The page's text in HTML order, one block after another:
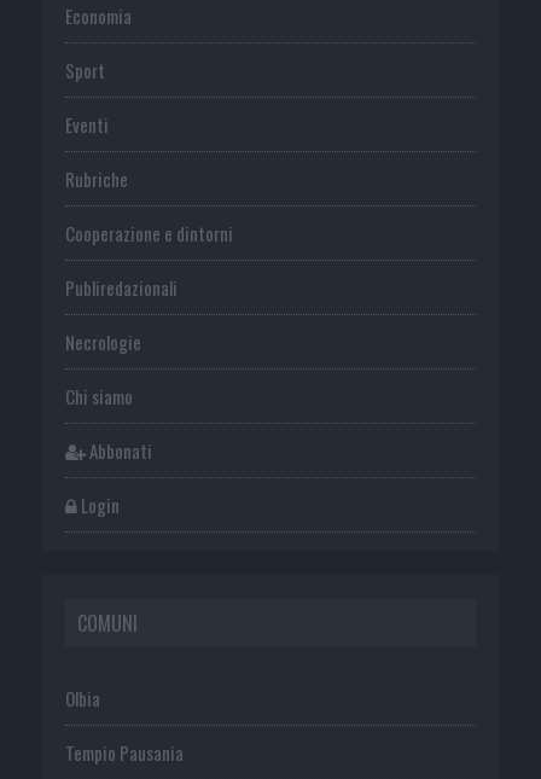
Economia
Sport
Eventi
Rubriche
Cooperazione e dintorni
Publiredazionali
Necrologie
Chi siamo
Abbonati
Login
COMUNI
Olbia
Tempio Pausania